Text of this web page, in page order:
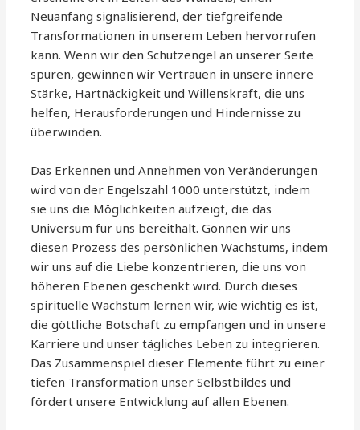
Neuanfang signalisierend, der tiefgreifende
Transformationen in unserem Leben hervorrufen
kann. Wenn wir den Schutzengel an unserer Seite
spüren, gewinnen wir Vertrauen in unsere innere
Stärke, Hartnäckigkeit und Willenskraft, die uns
helfen, Herausforderungen und Hindernisse zu
überwinden.
Das Erkennen und Annehmen von Veränderungen
wird von der Engelszahl 1000 unterstützt, indem
sie uns die Möglichkeiten aufzeigt, die das
Universum für uns bereithält. Gönnen wir uns
diesen Prozess des persönlichen Wachstums, indem
wir uns auf die Liebe konzentrieren, die uns von
höheren Ebenen geschenkt wird. Durch dieses
spirituelle Wachstum lernen wir, wie wichtig es ist,
die göttliche Botschaft zu empfangen und in unsere
Karriere und unser tägliches Leben zu integrieren.
Das Zusammenspiel dieser Elemente führt zu einer
tiefen Transformation unser Selbstbildes und
fördert unsere Entwicklung auf allen Ebenen.